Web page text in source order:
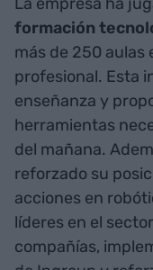
formación
más de 250
profesional. Esta
enseñanza y
herramientas
del mañana.
reforzado su
acciones en
líderes en el
compañías,